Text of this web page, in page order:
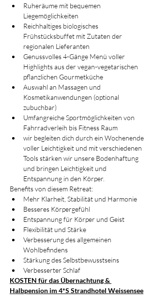
Ruheräume mit bequemen
Liegemöglichkeiten
Reichhaltiges biologisches
Frühstücksbuffet mit Zutaten der
regionalen Lieferanten
Genussvolles 4-Gänge Menü voller
Highlights aus der vegan-vegetarischen
pflanzlichen Gourmetküche
Auswahl an Massagen und
Kosmetikanwendungen (optional
zubuchbar)
Umfangreiche Sportmöglichkeiten von
Fahrradverleih bis Fitness Raum
wir begleiten dich durch ein Wochenende
voller Leichtigkeit und mit verschiedenen
Tools stärken wir unsere Bodenhaftung
und bringen Leichtigkeit und
Entspannung in den Körper.
Benefits von diesem Retreat:
Mehr Klarheit, Stabilität und Harmonie
Besseres Körpergefühl
Entspannung für Körper und Geist
Flexibilität und Stärke
Verbesserung des allgemeinen
Wohlbefindens
Stärkung des Selbstbewusstseins
Verbesserter Schlaf
KOSTEN für das Übernachtung &
Halbpension im 4*S Strandhotel Weissensee